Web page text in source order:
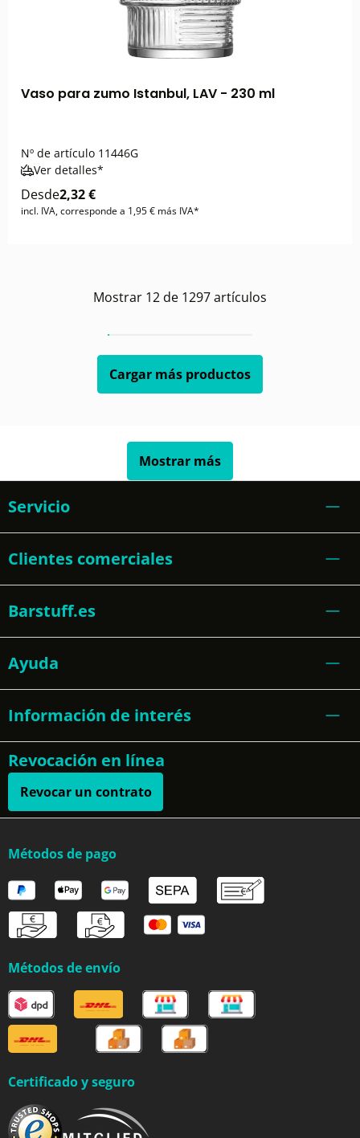
Vaso para zumo Istanbul, LAV - 230 ml
Nº de artículo 11446G
Ver detalles*
Desde2,32 €
incl. IVA, corresponde a 1,95 € más IVA*
Mostrar 12de 1297artículos
Cargar más productos
Mostrar más
Servicio
Clientes comerciales
Barstuff.es
Ayuda
Información de interés
Revocación en línea
Revocar un contrato
Métodos de pago
Métodos de envío
Certificado y seguro